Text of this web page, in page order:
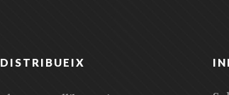
DISTRIBUEIX